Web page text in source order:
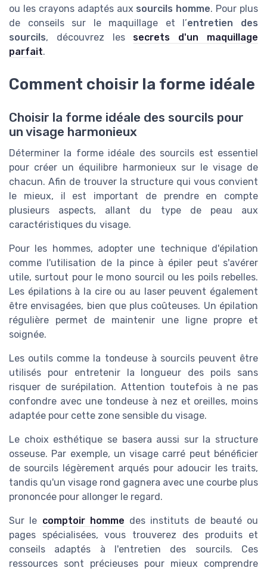
ou les crayons adaptés aux sourcils homme. Pour plus
de conseils sur le maquillage et l’entretien des
sourcils, découvrez les secrets d'un maquillage
parfait.
Comment choisir la forme idéale
Choisir la forme idéale des sourcils pour
un visage harmonieux
Déterminer la forme idéale des sourcils est essentiel
pour créer un équilibre harmonieux sur le visage de
chacun. Afin de trouver la structure qui vous convient
le mieux, il est important de prendre en compte
plusieurs aspects, allant du type de peau aux
caractéristiques du visage.
Pour les hommes, adopter une technique d'épilation
comme l'utilisation de la pince à épiler peut s'avérer
utile, surtout pour le mono sourcil ou les poils rebelles.
Les épilations à la cire ou au laser peuvent également
être envisagées, bien que plus coûteuses. Un épilation
régulière permet de maintenir une ligne propre et
soignée.
Les outils comme la tondeuse à sourcils peuvent être
utilisés pour entretenir la longueur des poils sans
risquer de surépilation. Attention toutefois à ne pas
confondre avec une tondeuse à nez et oreilles, moins
adaptée pour cette zone sensible du visage.
Le choix esthétique se basera aussi sur la structure
osseuse. Par exemple, un visage carré peut bénéficier
de sourcils légèrement arqués pour adoucir les traits,
tandis qu'un visage rond gagnera avec une courbe plus
prononcée pour allonger le regard.
Sur le comptoir homme des instituts de beauté ou
pages spécialisées, vous trouverez des produits et
conseils adaptés à l'entretien des sourcils. Ces
ressources sont précieuses pour mieux comprendre